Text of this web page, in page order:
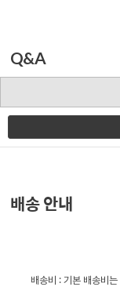
Q&A
배송 안내
배송비 : 기본 배송비는